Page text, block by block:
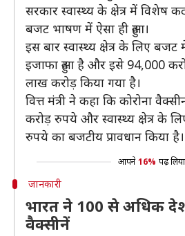
सरकार स्वास्थ्य के क्षेत्र में विशेष
बजट भाषण में ऐसा ही हुआ।
इस बार स्वास्थ्य क्षेत्र के लिए
इजाफा हुआ है और इसे 94,000
लाख करोड़ किया गया है।
वित्त मंत्री ने कहा कि कोरोना
करोड़ रुपये और स्वास्थ्य क्षेत्र के
रुपये का बजटीय प्रावधान किया है।
आपने 16% पढ़
जानकारी
भारत ने 100 से अधिक
वैक्सीनें